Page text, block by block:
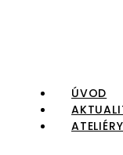
ÚVOD
ATELIÉRY